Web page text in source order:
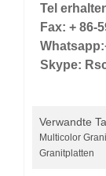
Tel
Fax: + 86-
Skype:
Verwandte
Multicolor
Granitplatten